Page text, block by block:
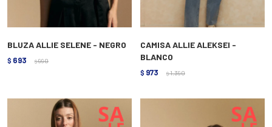
BLUZA ALLIE SELENE - NEGRO
$ 693 $ 990
CAMISA ALLIE ALEKSEI -
BLANCO
$ 973 $ 1.390